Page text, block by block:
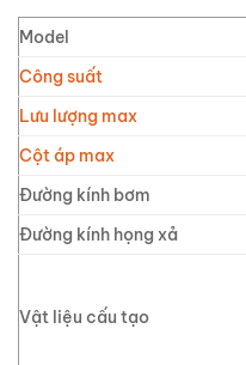
Model
Công suất
Lưu lượng max
Cột áp max
Đường kính bơm
Đường kính họng xả
Vật liệu cấu tạo